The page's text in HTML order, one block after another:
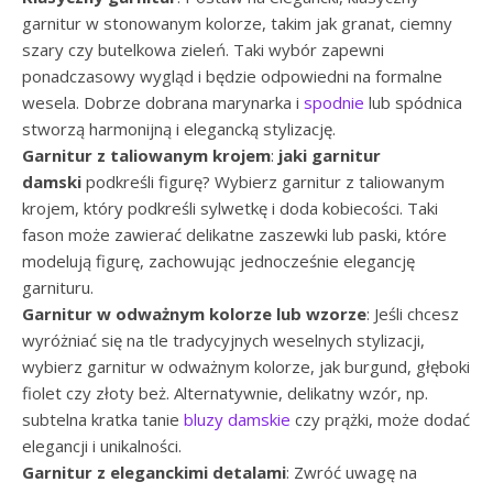
garnitur w stonowanym kolorze, takim jak granat, ciemny
szary czy butelkowa zieleń. Taki wybór zapewni
ponadczasowy wygląd i będzie odpowiedni na formalne
wesela. Dobrze dobrana marynarka i spodnie lub spódnica
stworzą harmonijną i elegancką stylizację.
Garnitur z taliowanym krojem: jaki garnitur
damski podkreśli figurę? Wybierz garnitur z taliowanym
krojem, który podkreśli sylwetkę i doda kobiecości. Taki
fason może zawierać delikatne zaszewki lub paski, które
modelują figurę, zachowując jednocześnie elegancję
garnituru.
Garnitur w odważnym kolorze lub wzorze: Jeśli chcesz
wyróżniać się na tle tradycyjnych weselnych stylizacji,
wybierz garnitur w odważnym kolorze, jak burgund, głęboki
fiolet czy złoty beż. Alternatywnie, delikatny wzór, np.
subtelna kratka tanie bluzy damskie czy prążki, może dodać
elegancji i unikalności.
Garnitur z eleganckimi detalami: Zwróć uwagę na